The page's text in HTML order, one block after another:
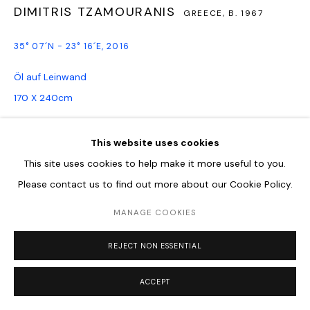
This website uses cookies
This site uses cookies to help make it more useful to you.
Please contact us to find out more about our Cookie Policy.
MANAGE COOKIES
REJECT NON ESSENTIAL
ACCEPT
DIMITRIS TZAMOURANIS GREECE,B. 1967
35° 07´N - 23° 16´E,2016
Öl auf Leinwand
170 X 240cm
Dimitris Tzamouranis ist ein Maler im klassischen Sinne. Seine
Leinwänden, die er nach traditionellen Verfahren in
zahlreichen Schichten grundiert,...
READ MORE